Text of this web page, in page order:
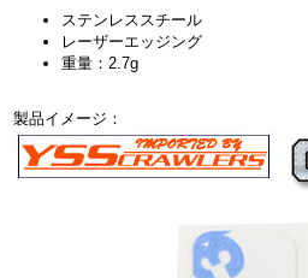
ステンレススチール
レーザーエッジング
重量：2.7g
製品イメージ：